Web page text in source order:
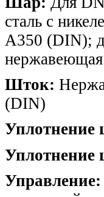
сталь с
A350 (DIN);
Шток:
(DIN)
Уплотнение
Уплотнение
Управление: